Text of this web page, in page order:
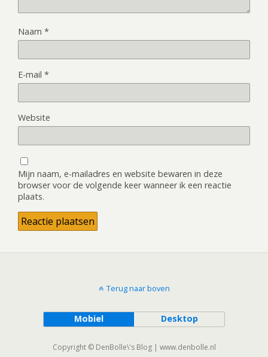
Naam *
E-mail *
Website
Mijn naam, e-mailadres en website bewaren in deze
browser voor de volgende keer wanneer ik een reactie
plaats.
Terug naar boven
Mobiel Desktop
Copyright © DenBolle\'s Blog | www.denbolle.nl